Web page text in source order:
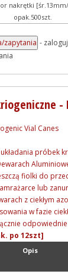
nakrętki
opak.500szt.
-
-
Vial Canes
próbek
fiolki do
lub
z ciekłym
w fazie
po 12szt]
Opis